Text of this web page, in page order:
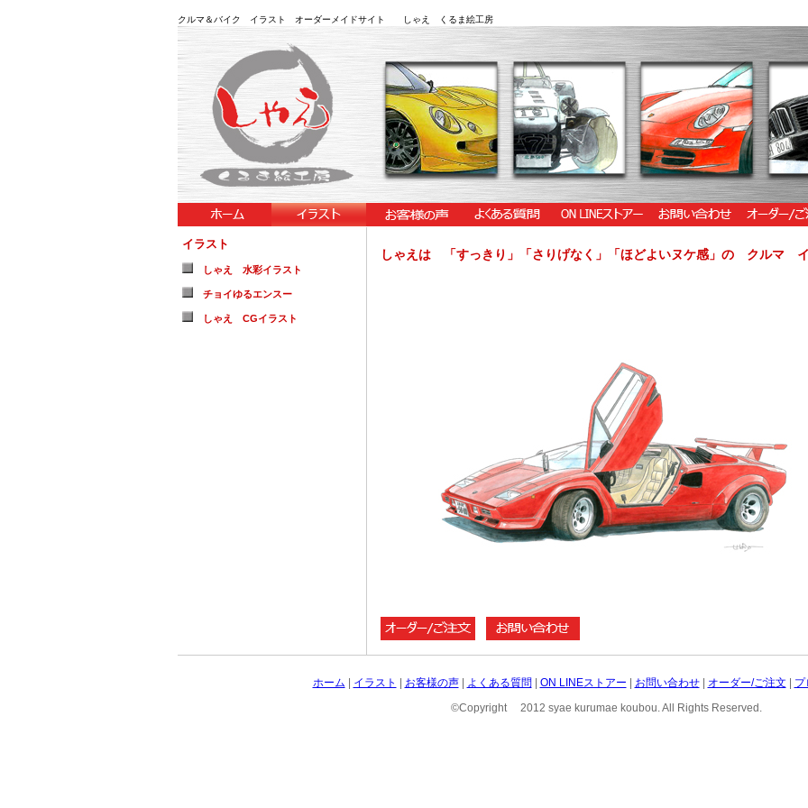
クルマ＆バイク イラスト オーダーメイドサイト しゃえ くるま絵工房
イラスト
しゃえ 水彩イラスト
チョイゆるエンスー
しゃえ CGイラスト
しゃえは 「すっきり」「さりげなく」「ほどよいヌケ感」の クルマ
ホーム イラスト お客様の声| よくある質問 ON LINEストアー お問い合わせ| オーダー/ご注文
プ
©Copyright 2012 syae kurumae koubou. All Rights Reserved.